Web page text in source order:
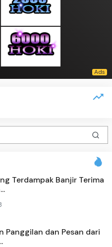
Terdampak Banjir Terima
Panggilan dan Pesan dari